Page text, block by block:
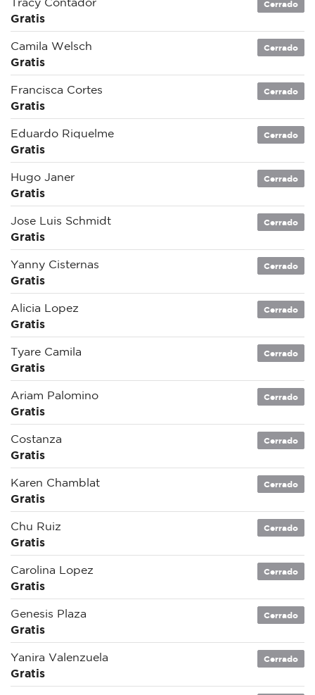
Gratis
Cerrado
Camila Welsch
Gratis
Cerrado
Francisca Cortes
Gratis
Cerrado
Eduardo Riquelme
Gratis
Cerrado
Hugo Janer
Gratis
Cerrado
Jose Luis Schmidt
Gratis
Cerrado
Yanny Cisternas
Gratis
Cerrado
Alicia Lopez
Gratis
Cerrado
Tyare Camila
Gratis
Cerrado
Ariam Palomino
Gratis
Cerrado
Costanza
Gratis
Cerrado
Karen Chamblat
Gratis
Cerrado
Chu Ruiz
Gratis
Cerrado
Carolina Lopez
Gratis
Cerrado
Genesis Plaza
Gratis
Cerrado
Yanira Valenzuela
Gratis
Cerrado